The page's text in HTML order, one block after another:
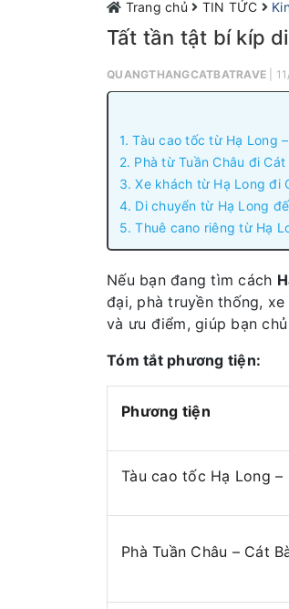
Trang chủ TIN TỨC
Tất tần tật bí kíp
QUANGTHANGCATBATRAVE |
1. Tàu cao tốc từ Hạ Long
2. Phà từ Tuần Châu đi Cát
3. Xe khách từ Hạ Long đi
4. Di chuyển từ Hạ Long
5. Thuê cano riêng từ Hạ
Nếu bạn đang tìm cách
đại, phà truyền thống,
và ưu điểm, giúp bạn
Tóm tắt phương tiện:
Phương tiện
Tàu cao tốc Hạ Long –
Phà Tuần Châu – Cát